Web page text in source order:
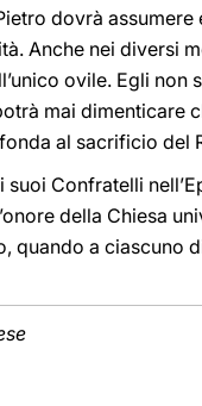
dovrà
Anche nei diversi
ovile. Egli
mai dimenticare
al sacrificio del
suoi Confratelli
della Chiesa
quando a ciascuno